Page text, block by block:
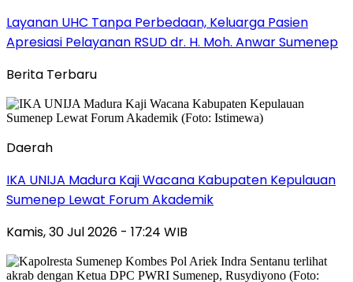
Layanan UHC Tanpa Perbedaan, Keluarga Pasien
Apresiasi Pelayanan RSUD dr. H. Moh. Anwar Sumenep
Berita Terbaru
Daerah
IKA UNIJA Madura Kaji Wacana Kabupaten Kepulauan
Sumenep Lewat Forum Akademik
Kamis, 30 Jul 2026 - 17:24 WIB